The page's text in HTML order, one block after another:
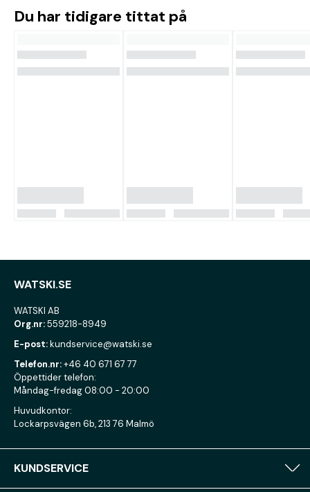
Du har tidigare tittat på
WATSKI.SE
WATSKI AB
Org.nr:559218-8949
E-post:kundservice@watski.se
Telefon.nr:+46 40 671 67 77
Öppettider telefon:
Måndag-fredag 08:00 - 20:00
Huvudkontor:
Lockarpsvägen 6b, 213 76 Malmö
KUNDSERVICE